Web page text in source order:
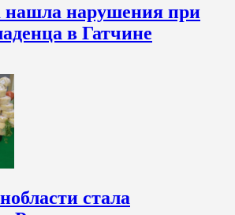
нашла нарушения при
в Гатчине
стала